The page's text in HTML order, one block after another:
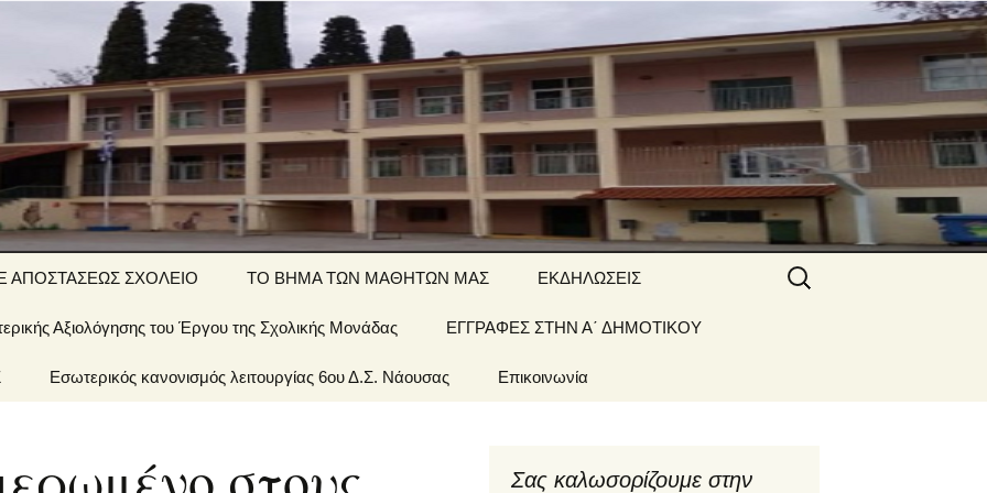
ΣΧΟΛΕΙΟ ΝΑΟΥΣΑΣ
ΑΠΟΣΤΑΣΕΩΣ ΣΧΟΛΕΙΟ
τάξη… εξ
ΤΟ ΒΗΜΑ ΤΩΝ ΜΑΘΗΤΩΝ ΜΑΣ
Αινίγματα-
ΕΚΔΗΛΩΣΕΙΣ
Γιορτές –
Αξιολόγησης του Έργου της Σχολικής Μονάδας ΕΓΓΡΑΦΕΣ ΣΤΗΝ Α΄ ΔΗΜΟΤΙΚΟΥ
Εσωτερικός κανονισμός λειτουργίας 6ου Δ.Σ. Νάουσας Επικοινωνία
Αναζήτηση
για:
Σας καλωσορίζουμε στην